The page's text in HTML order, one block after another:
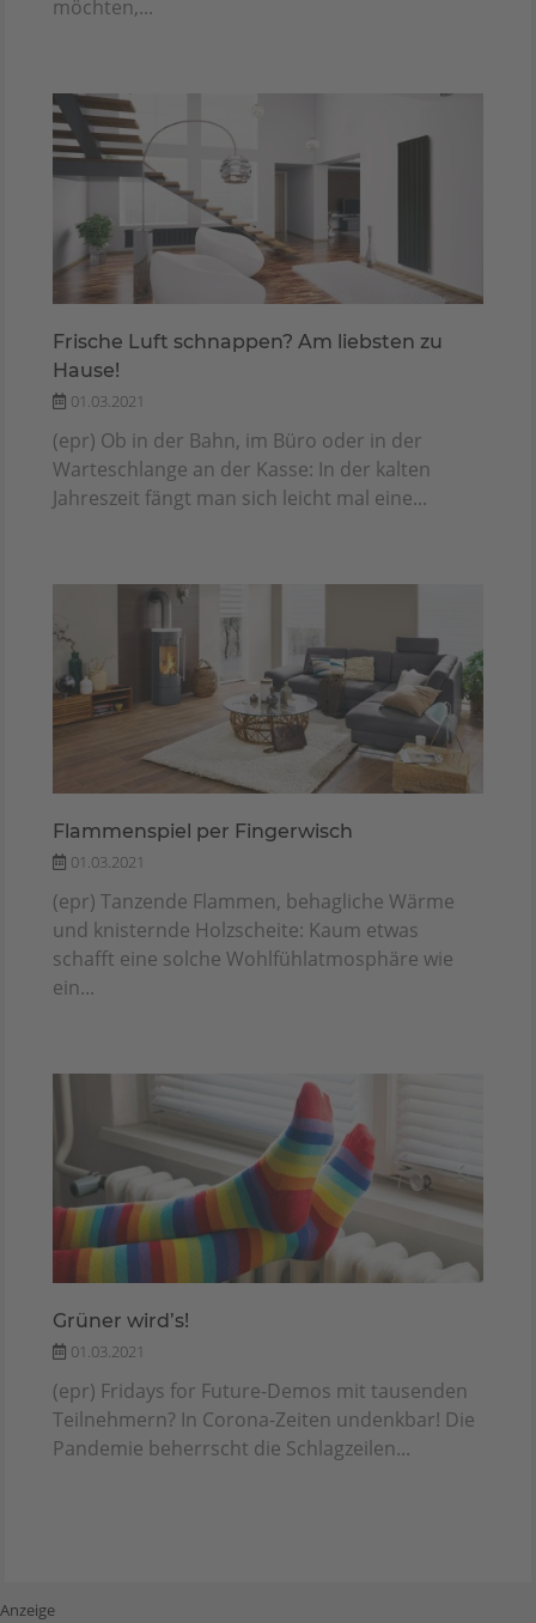
möchten,...
Frische Luft schnappen? Am liebsten zu
Hause!
01.03.2021
(epr) Ob in der Bahn, im Büro oder in der
Warteschlange an der Kasse: In der kalten
Jahreszeit fängt man sich leicht mal eine...
Flammenspiel per Fingerwisch
01.03.2021
(epr) Tanzende Flammen, behagliche Wärme
und knisternde Holzscheite: Kaum etwas
schafft eine solche Wohlfühlatmosphäre wie
ein...
Grüner wird’s!
01.03.2021
(epr) Fridays for Future-Demos mit tausenden
Teilnehmern? In Corona-Zeiten undenkbar! Die
Pandemie beherrscht die Schlagzeilen...
Anzeige